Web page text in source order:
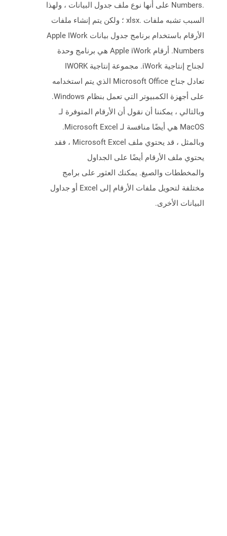
.Numbers على أنها نوع ملف جدول البيانات ، ولهذا
السبب تشبه ملفات .xlsx ؛ ولكن يتم إنشاء ملفات
الأرقام باستخدام برنامج جدول بيانات Apple IWork
Numbers. أرقام Apple iWork هي برنامج وحدة
لجناح إنتاجية iWork. مجموعة إنتاجية IWORK
تعادل جناح Microsoft Office الذي يتم استخدامه
على أجهزة الكمبيوتر التي تعمل بنظام Windows.
وبالتالي ، يمكننا أن نقول أن الأرقام المتوفرة لـ
MacOS هي أيضًا منافسة لـ Microsoft Excel.
وبالمثل ، قد يحتوي ملف Microsoft Excel ، فقد
يحتوي ملف الأرقام أيضًا على الجداول
والمخططات والصيغ. يمكنك العثور على برامج
مختلفة لتحويل ملفات الأرقام إلى Excel أو جداول
البيانات الأخرى.